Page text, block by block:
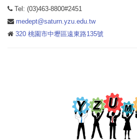
Tel: (03)463-8800#2451
medept@saturn.yzu.edu.tw
320 桃園市中壢區遠東路135號